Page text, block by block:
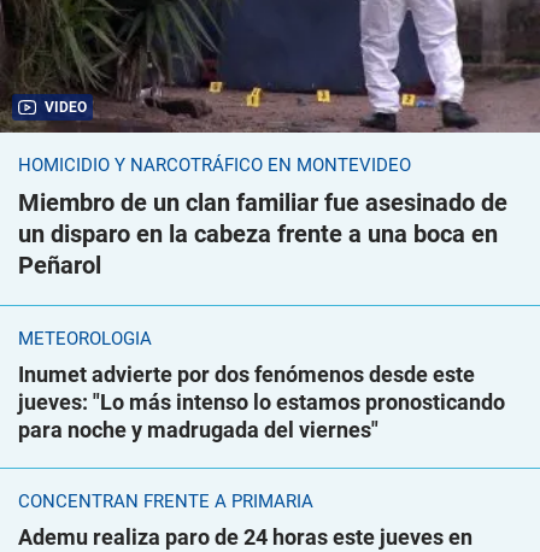
VIDEO
HOMICIDIO Y NARCOTRÁFICO EN MONTEVIDEO
Miembro de un clan familiar fue asesinado de
un disparo en la cabeza frente a una boca en
Peñarol
METEOROLOGÍA
Inumet advierte por dos fenómenos desde este
jueves: "Lo más intenso lo estamos pronosticando
para noche y madrugada del viernes"
CONCENTRAN FRENTE A PRIMARIA
Ademu realiza paro de 24 horas este jueves en